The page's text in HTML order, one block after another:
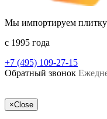
Мы импортируем плитку
c 1995 года
+7 (495) 109-27-15
Обратный звонок
×Close